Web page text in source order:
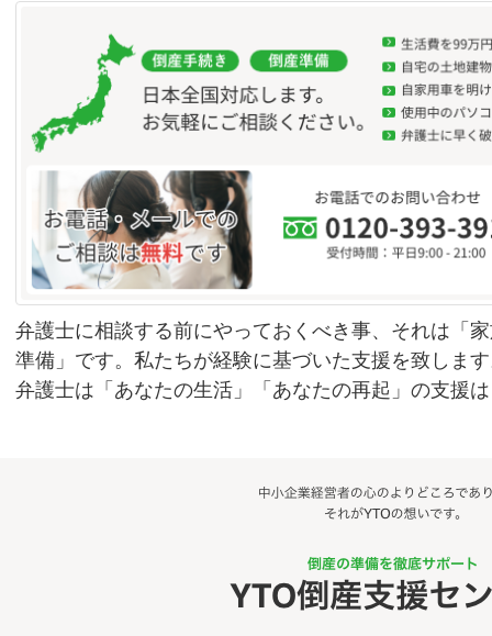
弁護士に相談する前にやっておくべき事、それは「
準備」です。私たちが経験に基づいた支援を致しま
弁護士は「あなたの生活」「あなたの再起」の支援